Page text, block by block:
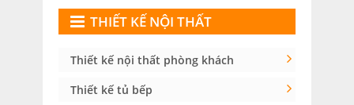
THIẾT KẾ NỘI THẤT
Thiết kế nội thất phòng khách
Thiết kế tủ bếp